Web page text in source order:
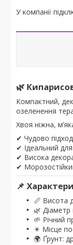
У компанії
🌿
Компактний,
озеленення
Хвоя ніжна,
✔ Чудово
✔ Ідеальний
✔ Висока
✔
📌
📏 Висота
🌿
🌱 Річний
☀ Місце
🌍 Ґрунт: